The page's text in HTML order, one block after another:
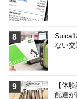
8
ない
9
【体
配達が